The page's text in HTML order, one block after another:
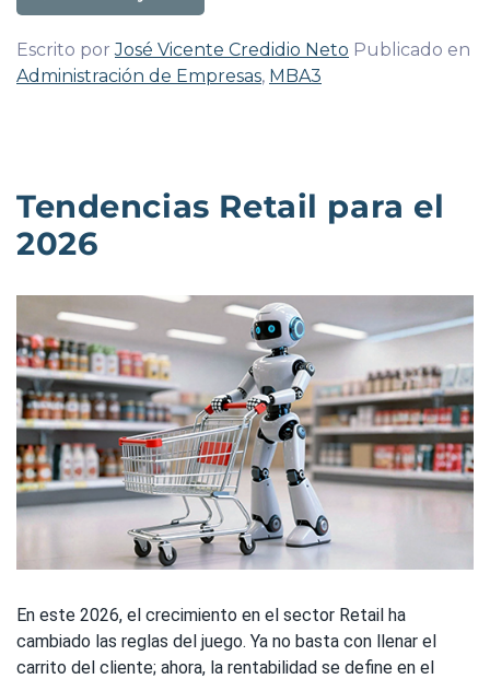
Escrito porJosé Vicente Credidio Neto Publicado en
Administración de Empresas, MBA3
Tendencias Retail para el
2026
En este 2026, el crecimiento en el sector Retail ha
cambiado las reglas del juego. Ya no basta con llenar el
carrito del cliente; ahora, la rentabilidad se define en el